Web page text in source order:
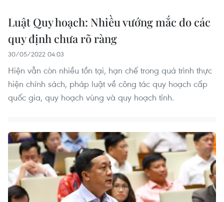
Luật Quy hoạch: Nhiều vướng mắc do các
quy định chưa rõ ràng
30/05/2022 04:03
Hiện vẫn còn nhiều tồn tại, hạn chế trong quá trình thực
hiện chính sách, pháp luật về công tác quy hoạch cấp
quốc gia, quy hoạch vùng và quy hoạch tỉnh.